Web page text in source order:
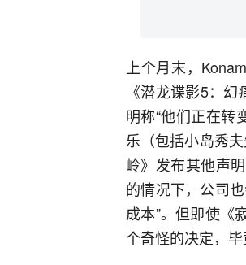
上个月末，
《潜龙谍影5：
明称“他们正在转
乐（包括小岛秀
岭》发布其他声
的情况下，公司
成本”。但即使《
个奇怪的决定，